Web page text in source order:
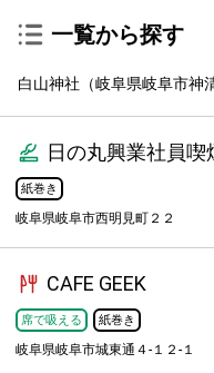
一覧から探す
白山神社（岐阜県岐阜市神
日の丸興業社員喫
紙巻き
岐阜県岐阜市西明見町２２
CAFE GEEK
席で吸える 紙巻き
岐阜県岐阜市城東通４-１２-１